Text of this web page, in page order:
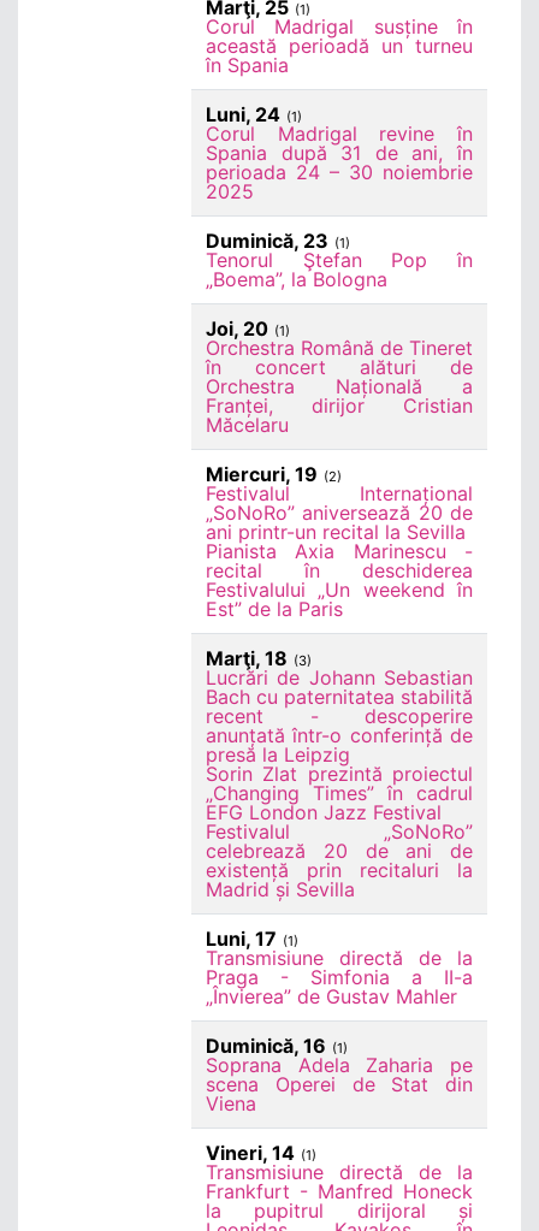
Marţi, 25 (1)
Corul Madrigal susține în
această perioadă un turneu
în Spania
Luni, 24 (1)
Corul Madrigal revine în
Spania după 31 de ani, în
perioada 24 – 30 noiembrie
2025
Duminică, 23 (1)
Tenorul Ştefan Pop în
„Boema”, la Bologna
Joi, 20 (1)
Orchestra Română de Tineret
în concert alături de
Orchestra Națională a
Franței, dirijor Cristian
Măcelaru
Miercuri, 19 (2)
Festivalul Internațional
„SoNoRo” aniversează 20 de
ani printr-un recital la Sevilla
Pianista Axia Marinescu -
recital în deschiderea
Festivalului „Un weekend în
Est” de la Paris
Marţi, 18 (3)
Lucrări de Johann Sebastian
Bach cu paternitatea stabilită
recent - descoperire
anunțată într-o conferință de
presă la Leipzig
Sorin Zlat prezintă proiectul
„Changing Times” în cadrul
EFG London Jazz Festival
Festivalul „SoNoRo”
celebrează 20 de ani de
existență prin recitaluri la
Madrid și Sevilla
Luni, 17 (1)
Transmisiune directă de la
Praga - Simfonia a II-a
„Învierea” de Gustav Mahler
Duminică, 16 (1)
Soprana Adela Zaharia pe
scena Operei de Stat din
Viena
Vineri, 14 (1)
Transmisiune directă de la
Frankfurt - Manfred Honeck
la pupitrul dirijoral și